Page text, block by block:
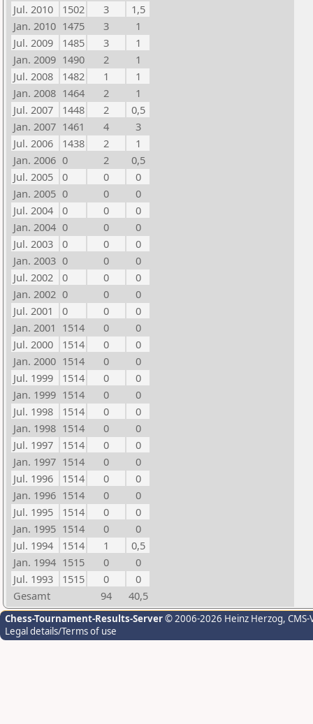
Jul. 2010
1502 3
1,5
Jan. 2010 1475 3
1
Jul. 2009
1485 3
1
Jan. 2009 1490 2
1
Jul. 2008
1482 1
1
Jan. 2008 1464 2
1
Jul. 2007
1448 2
0,5
Jan. 2007 1461 4
3
Jul. 2006
1438 2
1
Jan. 2006 0 2
0,5
Jul. 2005
0 0
0
Jan. 2005 0 0
0
Jul. 2004
0 0
0
Jan. 2004 0 0
0
Jul. 2003
0 0
0
Jan. 2003 0 0
0
Jul. 2002
0 0
0
Jan. 2002 0 0
0
Jul. 2001
0 0
0
Jan. 2001 1514 0
0
Jul. 2000
1514 0
0
Jan. 2000 1514 0
0
Jul. 1999
1514 0
0
Jan. 1999 1514 0
0
Jul. 1998
1514 0
0
Jan. 1998 1514 0
0
Jul. 1997
1514 0
0
Jan. 1997 1514 0
0
Jul. 1996
1514 0
0
Jan. 1996 1514 0
0
Jul. 1995
1514 0
0
Jan. 1995 1514 0
0
Jul. 1994
1514 1
0,5
Jan. 1994 1515 0
0
Jul. 1993
1515 0
0
Gesamt
94 40,5
Chess-Tournament-Results-Server© 2006-2026 Heinz Herzog,
Legal details/Terms of use